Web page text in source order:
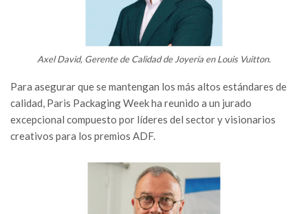
Axel David, Gerente de Calidad de Joyería en Louis Vuitton.
Para asegurar que se mantengan los más altos estándares de
calidad, Paris Packaging Week ha reunido a un jurado
excepcional compuesto por líderes del sector y visionarios
creativos para los premios ADF.